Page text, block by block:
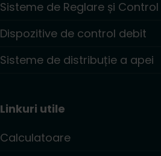
Sisteme de Reglare și Control
Dispozitive de control debit
Sisteme de distribuție a apei
Linkuri utile
Calculatoare